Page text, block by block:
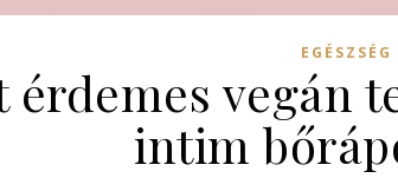
EGÉSZSÉG
érdemes vegán
intim